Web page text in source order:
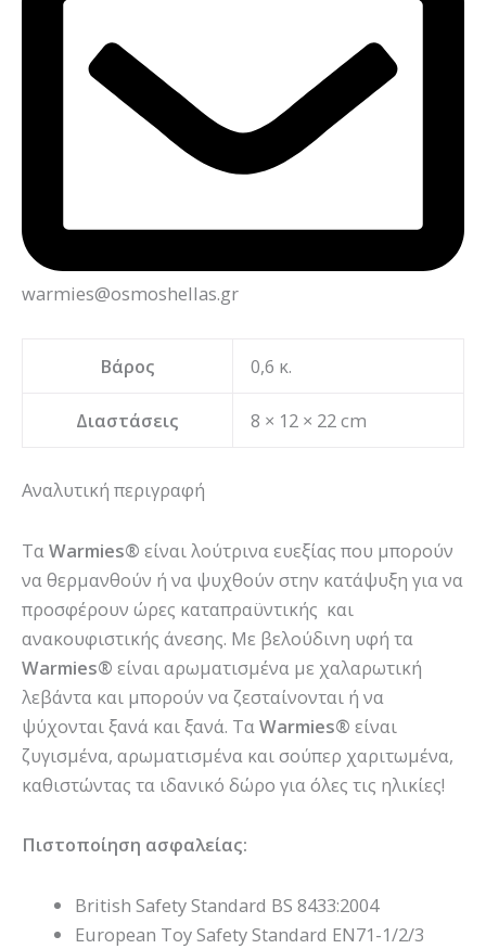
warmies@osmoshellas.gr
Βάρος 0,6 κ.
Διαστάσεις 8 × 12 × 22 cm
Αναλυτική περιγραφή
ΤαWarmies® είναι λούτρινα ευεξίας που μπορούν
να θερμανθούν ή να ψυχθούν στην κατάψυξη για να
προσφέρουν ώρες καταπραϋντικής και
ανακουφιστικής άνεσης. Με βελούδινη υφή τα
Warmies® είναι αρωματισμένα με χαλαρωτική
λεβάντα και μπορούν να ζεσταίνονται ή να
ψύχονται ξανά και ξανά. ΤαWarmies® είναι
ζυγισμένα, αρωματισμένα και σούπερ χαριτωμένα,
καθιστώντας τα ιδανικό δώρο για όλες τις ηλικίες!
Πιστοποίηση ασφαλείας:
British Safety Standard BS 8433:2004
European Toy Safety Standard EN71-1/2/3